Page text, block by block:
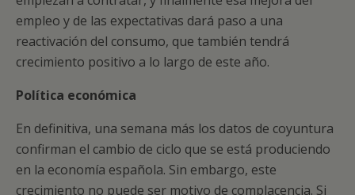
empleo y de las expectativas dará paso a una
reactivación del consumo, que también tendrá
crecimiento positivo a lo largo de este año.
Política económica
En definitiva, una semana más los datos de coyuntura
confirman el cambio de ciclo que se está produciendo
en la economía española. Sin embargo, este
crecimiento no puede ser motivo de complacencia. Si